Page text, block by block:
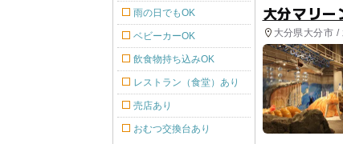
大分マリー
大分県大分市
雨の日でもOK
ベビーカーOK
飲食物持ち込みOK
レストラン（食堂）あり
売店あり
おむつ交換台あり